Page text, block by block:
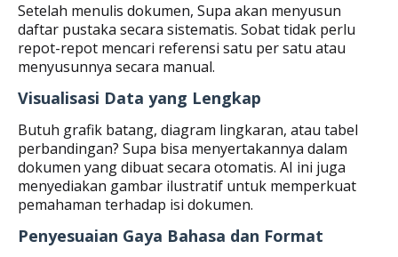
Setelah menulis dokumen, Supa akan menyusun
daftar pustaka secara sistematis. Sobat tidak perlu
repot-repot mencari referensi satu per satu atau
menyusunnya secara manual.
Visualisasi Data yang Lengkap
Butuh grafik batang, diagram lingkaran, atau tabel
perbandingan? Supa bisa menyertakannya dalam
dokumen yang dibuat secara otomatis. AI ini juga
menyediakan gambar ilustratif untuk memperkuat
pemahaman terhadap isi dokumen.
Penyesuaian Gaya Bahasa dan Format